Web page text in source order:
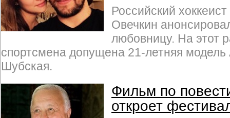
Российский
Овечкин
любовницу. На этот
спортсмена допущена 21-летняя модель
Шубская.
Фильм по
откроет